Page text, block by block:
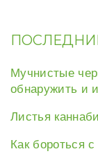
Мучнистые
обнаружить и
Листья
Как бороться